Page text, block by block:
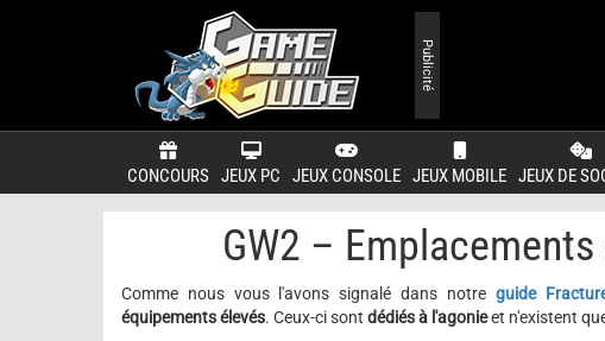
CONCOURS JEUX PC JEUX CONSOLE JEUX MOBILE JEUX DE
Publicité
GW2 –
Comme nous vous l'avons signalé dans notre guide
équipements élevés. Ceux-ci sont dédiés à l'agonieet n'existent